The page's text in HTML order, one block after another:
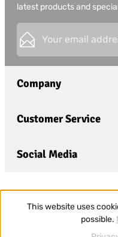
latest products and
Privacy
I have
general terms and
Fields marked with
Company
Customer Service
Social Media
This website uses
possible.